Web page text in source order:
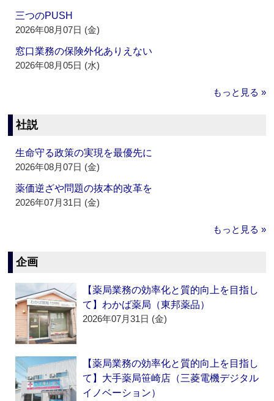
三つのPUSH
2026年08月07日 (金)
窓口業務の保険外化ありえない
2026年08月05日 (水)
もっと見る »
社説
生命守る政策の実現を最優先に
2026年08月07日 (金)
薬価逆ざや問題の抜本的改革を
2026年07月31日 (金)
もっと見る »
企画
【薬局業務の効率化と質的向上を目指し
て】わかば薬局（東邦薬品）
2026年07月31日 (金)
【薬局業務の効率化と質的向上を目指し
て】大手薬局笹崎店（三菱電機デジタル
イノベーション）